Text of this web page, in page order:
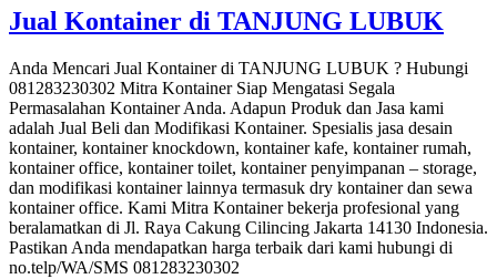
Jual Kontainer di TANJUNG LUBUK
Anda Mencari Jual Kontainer di TANJUNG LUBUK ? Hubungi
081283230302 Mitra Kontainer Siap Mengatasi Segala
Permasalahan Kontainer Anda. Adapun Produk dan Jasa kami
adalah Jual Beli dan Modifikasi Kontainer. Spesialis jasa desain
kontainer, kontainer knockdown, kontainer kafe, kontainer rumah,
kontainer office, kontainer toilet, kontainer penyimpanan – storage,
dan modifikasi kontainer lainnya termasuk dry kontainer dan sewa
kontainer office. Kami Mitra Kontainer bekerja profesional yang
beralamatkan di Jl. Raya Cakung Cilincing Jakarta 14130 Indonesia.
Pastikan Anda mendapatkan harga terbaik dari kami hubungi di
no.telp/WA/SMS 081283230302